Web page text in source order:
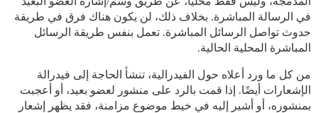
في الرسالة المباشرة. بخلاف ذلك، لن يكون هناك فرق في طريقة
حدوث تواصل الرسائل المباشرة. تعمل بنفس طريقة الرسائل
المباشرة المحلية الحالية.
من كل ما ورد أعلاه حول الفيدرالية، تنشأ الحاجة إلى فيدرالة
الإشعارات أيضًا. إذا قمت بالرد على منشور لعضو بعيد، أو أعجبت
بمنشوره، أو أشير إليه في خيط موضوع مزامنة، فقد يظهر إشعار